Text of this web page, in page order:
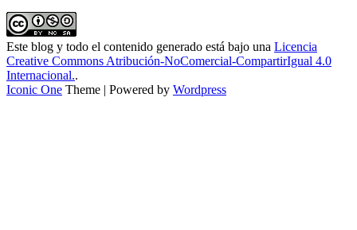
Este blog y todo el contenido generado está bajo una Licencia
Creative Commons Atribución-NoComercial-CompartirIgual 4.0
Internacional..
Iconic One Theme | Powered by Wordpress